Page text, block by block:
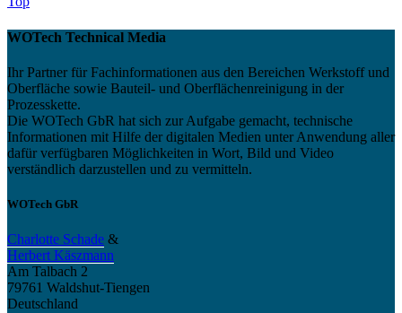
WOTech Technical Media
Ihr Partner für Fachinformationen aus den Bereichen Werkstoff und
Oberfläche sowie Bauteil- und Oberflächenreinigung in der
Prozesskette.
Die WOTech GbR hat sich zur Aufgabe gemacht, technische
Informationen mit Hilfe der digitalen Medien unter Anwendung aller
dafür verfügbaren Möglichkeiten in Wort, Bild und Video
verständlich darzustellen und zu vermitteln.
WOTech GbR
Charlotte Schade &
Herbert Käszmann
Am Talbach 2
79761 Waldshut-Tiengen
Deutschland